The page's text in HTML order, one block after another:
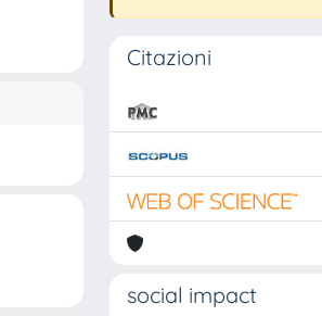
Citazioni
social impact